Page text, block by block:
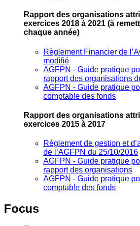
Rapport des organisations
exercices 2018 à 2021 (à
chaque année)
Règlement Financier de
modifié
AGFPN ‐ Guide pratique
rapport des organisations
AGFPN ‐ Guide pratique
comptable des fonds
Rapport des organisations
exercices 2015 à 2017
Règlement de gestion et
de l’AGFPN du 25/10/2016
AGFPN ‐ Guide pratique
rapport des organisations
AGFPN ‐ Guide pratique
comptable des fonds
Focus